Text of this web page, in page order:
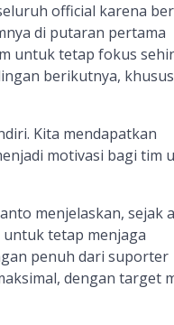
official karena
di putaran pertama
untuk tetap fokus
berikutnya,
Kita mendapatkan
motivasi bagi tim
menjelaskan, sejak
tetap menjaga
penuh dari suporter
dengan target